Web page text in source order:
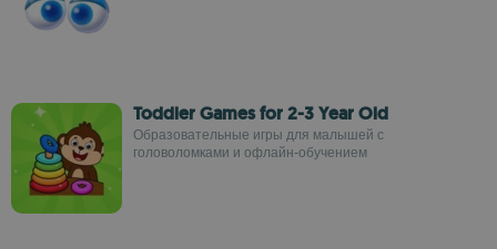
Toddler Games for 2-3 Year Old
Образовательные игры для малышей с
головоломками и офлайн-обучением